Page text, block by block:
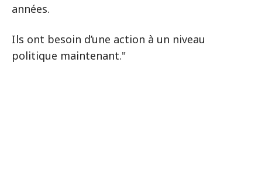
années.
Ils ont besoin d’une action à un niveau
politique maintenant."